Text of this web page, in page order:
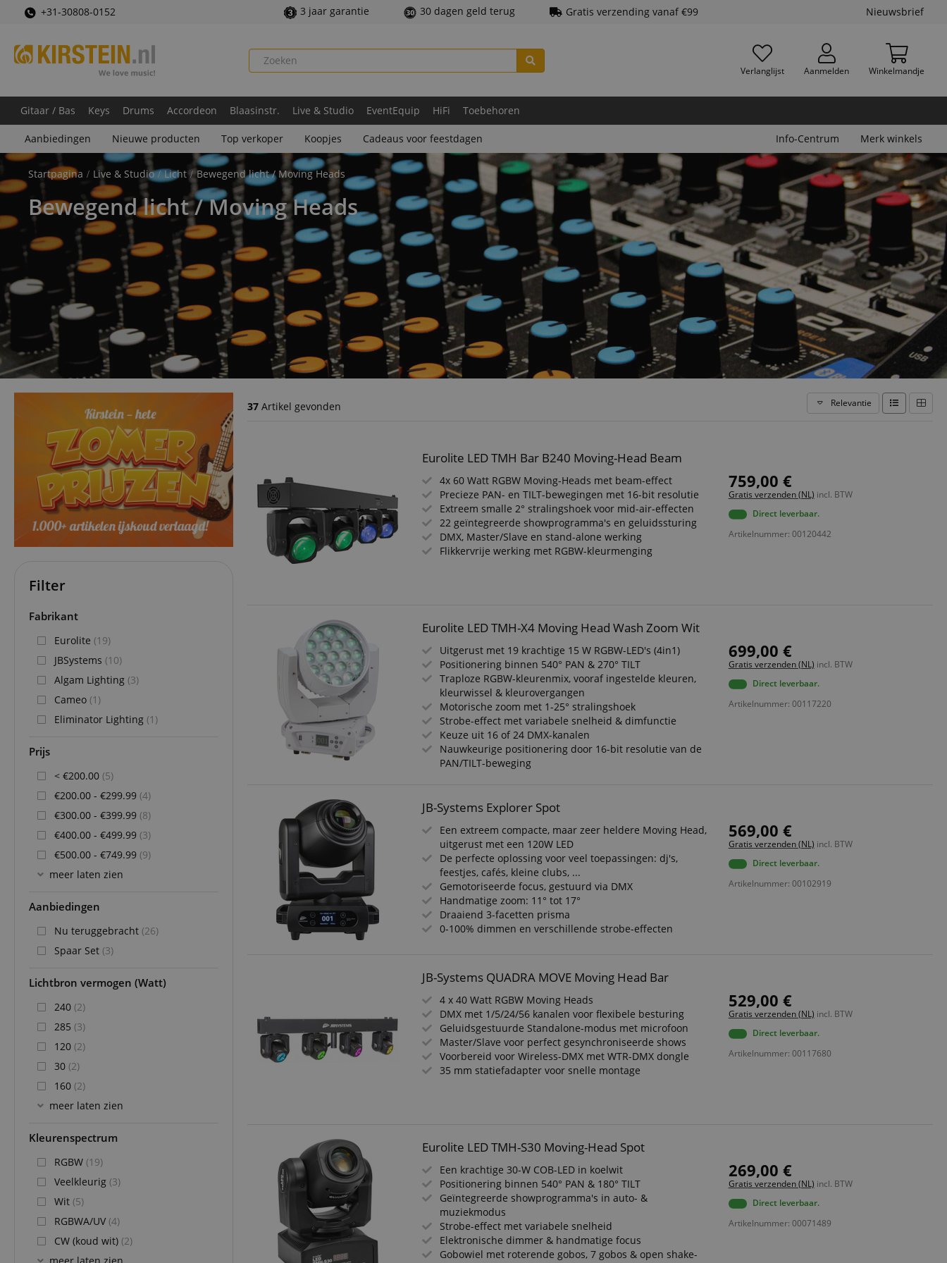
+31-30808-0152 3 jaar garantie 30 dagen geld terug Gratis verzending vanaf €99 Nieuwsbrief
Verlanglijst Aanmelden Winkelmandje
Gitaar / Bas Keys Drums Accordeon Blaasinstr. Live & Studio EventEquip HiFi Toebehoren
Aanbiedingen Nieuwe producten Top verkoper Koopjes Cadeaus voor feestdagen Info-Centrum Merk winkels
Startpagina Live & Studio Licht Bewegend licht / Moving Heads
Bewegend licht / Moving Heads
37 Artikel gevonden Relevantie
Eurolite LED TMH Bar B240 Moving-Head Beam
4x 60 Watt RGBW Moving-Heads met beam-effect
Precieze PAN- en TILT-bewegingen met 16-bit resolutie
Extreem smalle 2° stralingshoek voor mid-air-effecten
22 geïntegreerde showprogramma's en geluidssturing
DMX, Master/Slave en stand-alone werking
Flikkervrije werking met RGBW-kleurmenging
759,00 €
Gratis verzenden (NL) incl. BTW
Direct leverbaar.
Artikelnummer: 00120442
Eurolite LED TMH-X4 Moving Head Wash Zoom Wit
Uitgerust met 19 krachtige 15 W RGBW-LED's (4in1)
Positionering binnen 540° PAN & 270° TILT
Traploze RGBW-kleurenmix, vooraf ingestelde kleuren,
kleurwissel & kleurovergangen
Motorische zoom met 1-25° stralingshoek
Strobe-effect met variabele snelheid & dimfunctie
Keuze uit 16 of 24 DMX-kanalen
Nauwkeurige positionering door 16-bit resolutie van de
PAN/TILT-beweging
699,00 €
Gratis verzenden (NL) incl. BTW
Direct leverbaar.
Artikelnummer: 00117220
JB-Systems Explorer Spot
Een extreem compacte, maar zeer heldere Moving Head,
uitgerust met een 120W LED
De perfecte oplossing voor veel toepassingen: dj's,
feestjes, cafés, kleine clubs, ...
Gemotoriseerde focus, gestuurd via DMX
Handmatige zoom: 11° tot 17°
Draaiend 3-facetten prisma
0-100% dimmen en verschillende strobe-effecten
569,00 €
Gratis verzenden (NL) incl. BTW
Direct leverbaar.
Artikelnummer: 00102919
JB-Systems QUADRA MOVE Moving Head Bar
4 x 40 Watt RGBW Moving Heads
DMX met 1/5/24/56 kanalen voor flexibele besturing
Geluidsgestuurde Standalone-modus met microfoon
Master/Slave voor perfect gesynchroniseerde shows
Voorbereid voor Wireless-DMX met WTR-DMX dongle
35 mm statiefadapter voor snelle montage
529,00 €
Gratis verzenden (NL) incl. BTW
Direct leverbaar.
Artikelnummer: 00117680
Eurolite LED TMH-S30 Moving-Head Spot
Een krachtige 30-W COB-LED in koelwit
Positionering binnen 540° PAN & 180° TILT
Geïntegreerde showprogramma's in auto- &
muziekmodus
Strobe-effect met variabele snelheid
Elektronische dimmer & handmatige focus
Gobowiel met roterende gobos, 7 gobos & open shake-
269,00 €
Gratis verzenden (NL) incl. BTW
Direct leverbaar.
Artikelnummer: 00071489
Filter
Fabrikant
Eurolite (19)
JBSystems (10)
Algam Lighting (3)
Cameo (1)
Eliminator Lighting (1)
Prijs
< €200.00 (5)
€200.00 - €299.99 (4)
€300.00 - €399.99 (8)
€400.00 - €499.99 (3)
€500.00 - €749.99 (9)
meer laten zien
Aanbiedingen
Nu teruggebracht (26)
Spaar Set (3)
Lichtbron vermogen (Watt)
240 (2)
285 (3)
120 (2)
30 (2)
160 (2)
meer laten zien
Kleurenspectrum
RGBW (19)
Veelkleurig (3)
Wit (5)
RGBWA/UV (4)
CW (koud wit) (2)
meer laten zien